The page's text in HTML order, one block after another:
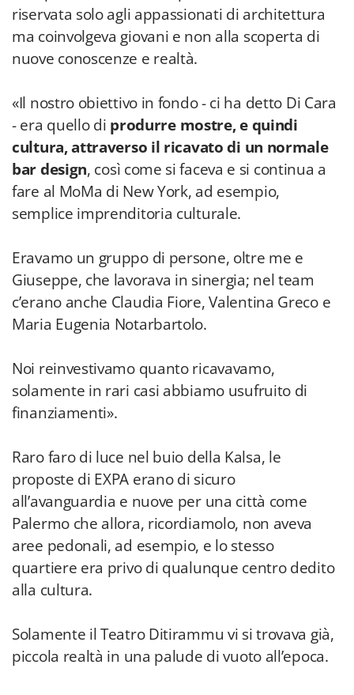
riservata solo agli appassionati di architettura
ma coinvolgeva giovani e non alla scoperta di
nuove conoscenze e realtà.
«Il nostro obiettivo in fondo - ci ha detto Di Cara
- era quello di produrre mostre, e quindi
cultura, attraverso il ricavato di un normale
bar design, così come si faceva e si continua a
fare al MoMa di New York, ad esempio,
semplice imprenditoria culturale.
Eravamo un gruppo di persone, oltre me e
Giuseppe, che lavorava in sinergia; nel team
c’erano anche Claudia Fiore, Valentina Greco e
Maria Eugenia Notarbartolo.
Noi reinvestivamo quanto ricavavamo,
solamente in rari casi abbiamo usufruito di
finanziamenti».
Raro faro di luce nel buio della Kalsa, le
proposte di EXPA erano di sicuro
all’avanguardia e nuove per una città come
Palermo che allora, ricordiamolo, non aveva
aree pedonali, ad esempio, e lo stesso
quartiere era privo di qualunque centro dedito
alla cultura.
Solamente il Teatro Ditirammu vi si trovava già,
piccola realtà in una palude di vuoto all’epoca.